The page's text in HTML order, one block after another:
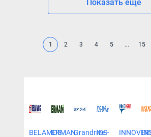
Показать еще
1 2 3 4 5 ... 15
BELAMOSERMANGrandrive
IDS-